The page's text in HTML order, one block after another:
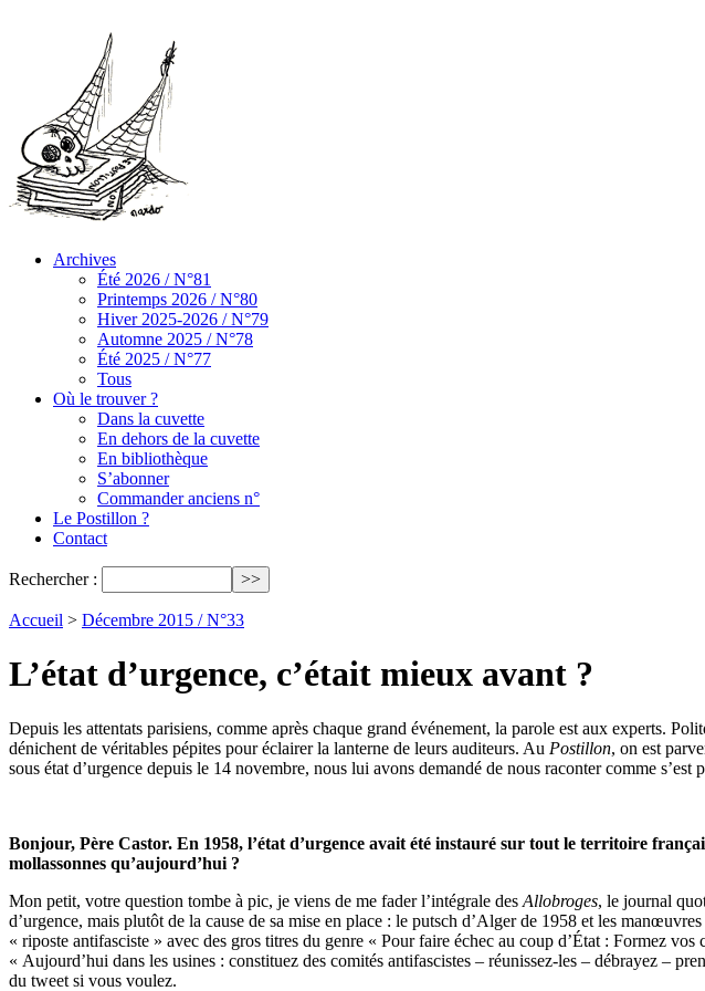
Archives
Été 2026 / N°81
Printemps 2026 / N°80
Hiver 2025-2026 / N°79
Automne 2025 / N°78
Été 2025 / N°77
Tous
Où le trouver ?
Dans la cuvette
En dehors de la cuvette
En bibliothèque
S’abonner
Commander anciens n°
Le Postillon ?
Contact
Rechercher :
Accueil > Décembre 2015 / N°33
L’état d’urgence, c’était mieux avant ?
Depuis les attentats parisiens, comme après chaque grand événement, la parole est aux experts.
dénichent de véritables pépites pour éclairer la lanterne de leurs auditeurs. Au Postillon, on est
sous état d’urgence depuis le 14 novembre, nous lui avons demandé de nous raconter comme s’est
Bonjour, Père Castor. En 1958, l’état d’urgence avait été instauré sur tout le territoire
mollassonnes qu’aujourd’hui ?
Mon petit, votre question tombe à pic, je viens de me fader l’intégrale des Allobroges, le journal
d’urgence, mais plutôt de la cause de sa mise en place : le putsch d’Alger de 1958 et les
« riposte antifasciste » avec des gros titres du genre « Pour faire échec au coup d’État : Formez
« Aujourd’hui dans les usines : constituez des comités antifascistes – réunissez-les – débrayez –
du tweet si vous voulez.